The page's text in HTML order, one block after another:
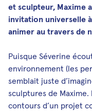
et sculpteur, Maxime
invitation universelle
animer au travers de
Puisque Séverine
environnement (les
semblait juste
sculptures de
contours d’un projet